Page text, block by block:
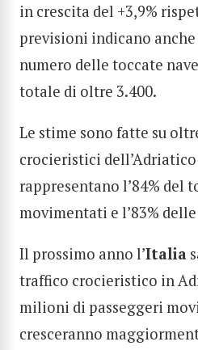
in crescita del +3,9%
previsioni indicano
numero delle toccate
totale di oltre 3.400.
Le stime sono fatte su
crocieristici
rappresentano l’84% del
movimentati e l’83%
Il prossimo anno l’Italia
traffico crocieristico in
milioni di passeggeri
cresceranno